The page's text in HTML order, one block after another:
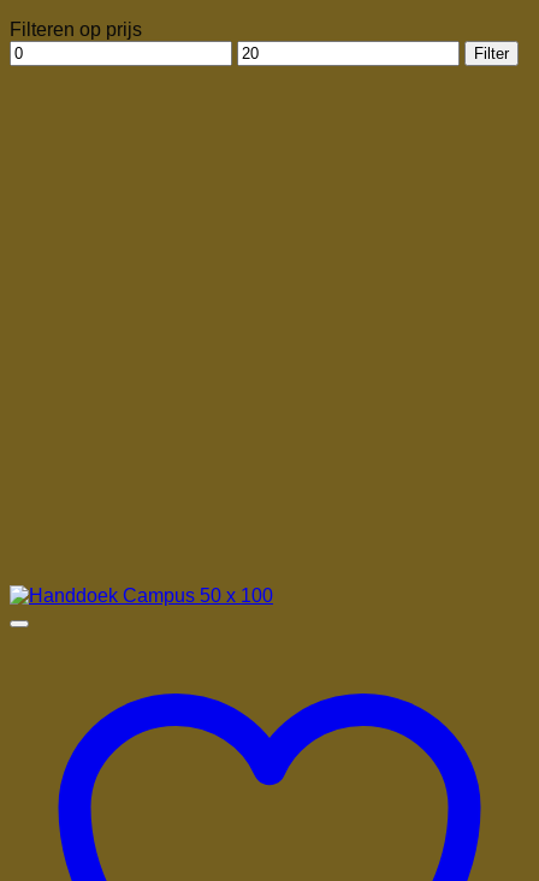
Filteren op prijs
Min.
prijs
Max.
prijs
Filter